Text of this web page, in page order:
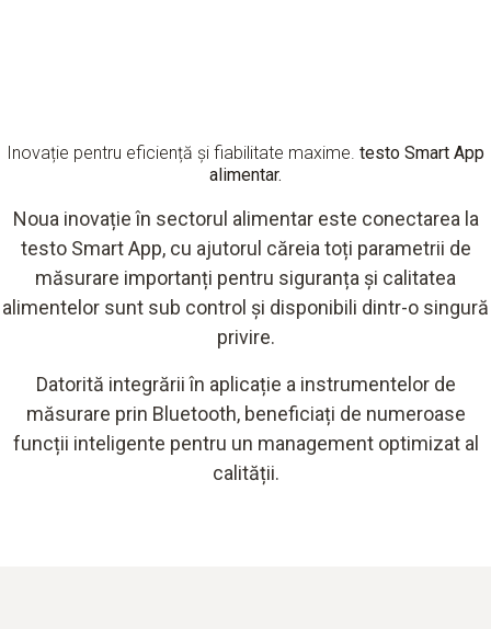
Inovație pentru eficiență și fiabilitate maxime. testo Smart App
alimentar.
Noua inovație în sectorul alimentar este conectarea la
testo Smart App, cu ajutorul căreia toți parametrii de
măsurare importanți pentru siguranța și calitatea
alimentelor sunt sub control și disponibili dintr-o singură
privire.
Datorită integrării în aplicație a instrumentelor de
măsurare prin Bluetooth, beneficiați de numeroase
funcții inteligente pentru un management optimizat al
calității.